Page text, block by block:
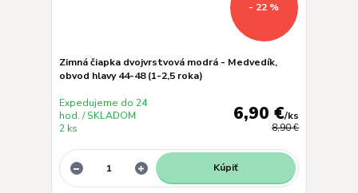
- 22 %
Zimná čiapka dvojvrstvová modrá - Medvedík,
obvod hlavy 44-48 (1-2,5 roka)
8,90 €
6,90 €/ks
Expedujeme do 24
hod. / SKLADOM
2 ks
Kúpiť